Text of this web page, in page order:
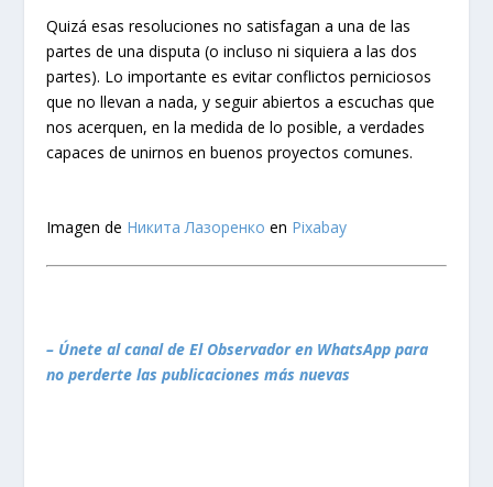
Quizá esas resoluciones no satisfagan a una de las
partes de una disputa (o incluso ni siquiera a las dos
partes). Lo importante es evitar conflictos perniciosos
que no llevan a nada, y seguir abiertos a escuchas que
nos acerquen, en la medida de lo posible, a verdades
capaces de unirnos en buenos proyectos comunes.
Imagen de Никита Лазоренко en Pixabay
– Únete al canal de El Observador en WhatsApp para
no perderte las publicaciones más nuevas